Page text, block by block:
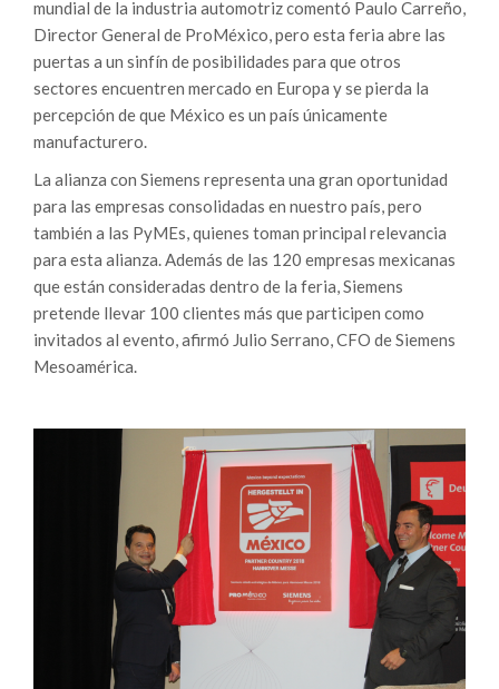
mundial de la industria automotriz comentó Paulo Carreño,
Director General de ProMéxico, pero esta feria abre las
puertas a un sinfín de posibilidades para que otros
sectores encuentren mercado en Europa y se pierda la
percepción de que México es un país únicamente
manufacturero.
La alianza con Siemens representa una gran oportunidad
para las empresas consolidadas en nuestro país, pero
también a las PyMEs, quienes toman principal relevancia
para esta alianza. Además de las 120 empresas mexicanas
que están consideradas dentro de la feria, Siemens
pretende llevar 100 clientes más que participen como
invitados al evento, afirmó Julio Serrano, CFO de Siemens
Mesoamérica.